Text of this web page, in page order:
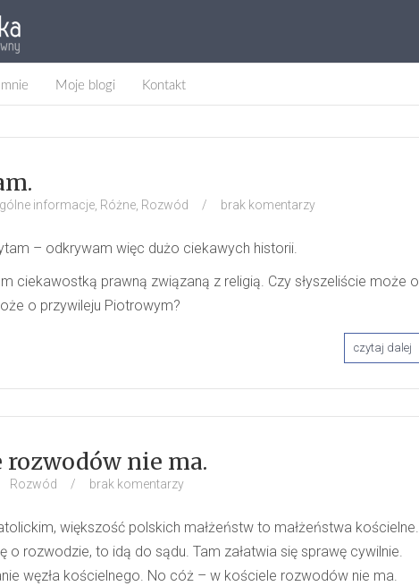
Moje blogi Kontakt
informacje Różne Rozwód / brak komentarzy
– odkrywam więc dużo ciekawych historii.
ciekawostką prawną związaną z religią. Czy słyszeliście może o
o przywileju Piotrowym?
czytaj dalej
rozwodów nie ma.
Rozwód / brak komentarzy
większość polskich małżeństw to małżeństwa kościelne.
o rozwodzie, to idą do sądu. Tam załatwia się sprawę cywilnie.
węzła kościelnego. No cóż – w kościele rozwodów nie ma.